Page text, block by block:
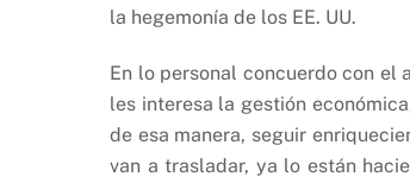
la hegemonía de los EE. UU.
En lo personal concuerdo con el
les interesa la gestión
de esa manera, seguir
van a trasladar, ya lo están